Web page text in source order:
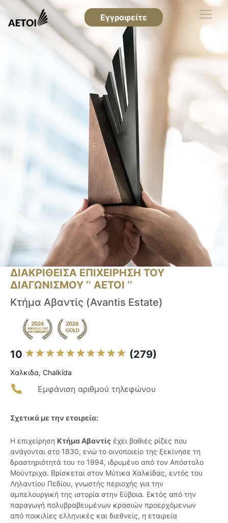
Εγγραφείτε
ΔΙΑΚΡΙΘΕΙΣΑ ΕΠΙΧΕΙΡΗΣΗ ΤΟΥ
ΔΙΑΓΩΝΙΣΜΟΥ ‘’ ΑΕΤΟΙ ‘’
Κτήμα Αβαντίς (Avantis Estate)
10 (279)
Χαλκιδα, Chalkída
Εμφάνιση αριθμού τηλεφώνου
Σχετικά με την εταιρεία:
Η επιχείρηση Κτήμα Αβαντίς έχει βαθιές ρίζες που
ανάγονται στο 1830, ενώ το οινοποιείο της ξεκίνησε τη
δραστηριότητά του το 1994, ιδρυμένο από τον Απόστολο
Μούντριχα. Βρίσκεται στον Μύτικα Χαλκίδας, εντός του
Ληλαντίου Πεδίου, γνωστής περιοχής για την
αμπελουργική της ιστορία στην Εύβοια. Εκτός από την
παραγωγή πολυβραβευμένων κρασιών προερχόμενων
από ποικιλίες ελληνικές και διεθνείς, η εταιρεία